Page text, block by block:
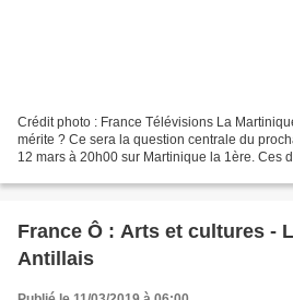
Crédit photo : France Télévisions La
mérite ? Ce sera la question centrale du
12 mars à 20h00 sur Martinique la 1ère. Ces
France Ô : Arts et cultures -
Antillais